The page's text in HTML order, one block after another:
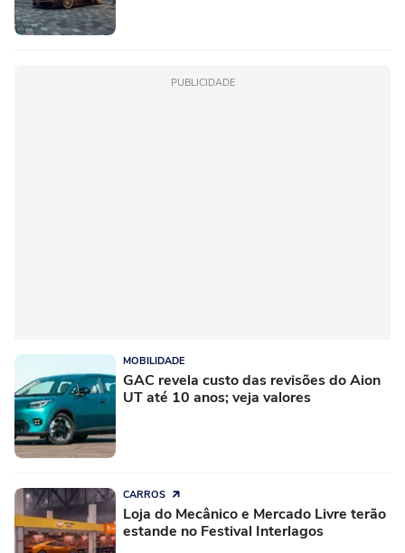
PUBLICIDADE
MOBILIDADE
GAC revela custo das revisões do Aion
UT até 10 anos; veja valores
CARROS
Loja do Mecânico e Mercado Livre terão
estande no Festival Interlagos